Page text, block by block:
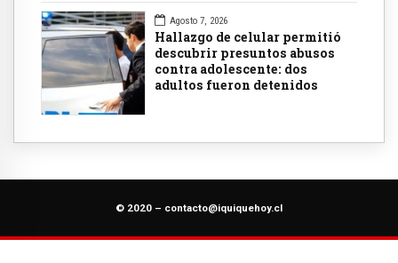
Agosto 7, 2026
Hallazgo de celular permitió
descubrir presuntos abusos
contra adolescente: dos
adultos fueron detenidos
© 2020 – contacto@iquiquehoy.cl